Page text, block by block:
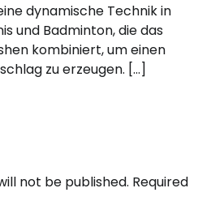
dynamische Technik in
und Badminton, die das
kombiniert, um einen
zu erzeugen. […]
not be published. Required